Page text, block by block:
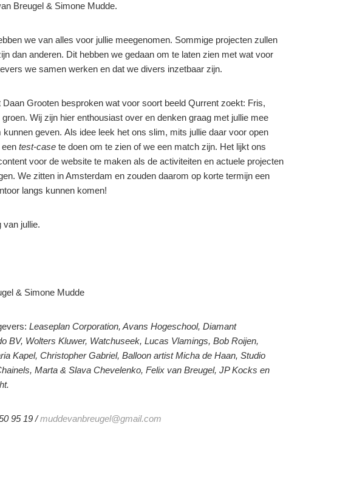
Breugel & Simone Mudde.
we van alles voor jullie meegenomen. Sommige projecten zullen
dan anderen. Dit hebben we gedaan om te laten zien met wat voor
we samen werken en dat we divers inzetbaar zijn.
Daan Grooten besproken wat voor soort beeld Qurrent zoekt: Fris,
groen. Wij zijn hier enthousiast over en denken graag met jullie mee
kunnen geven. Als idee leek het ons slim, mits jullie daar voor open
test-casete doen om te zien of we een match zijn. Het lijkt ons
voor de website te maken als de activiteiten en actuele projecten
We zitten in Amsterdam en zouden daarom op korte termijn een
langs kunnen komen!
van jullie.
& Simone Mudde
Leaseplan Corporation, Avans Hogeschool, Diamant
BV, Wolters Kluwer, Watchuseek, Lucas Vlamings, Bob Roijen,
Kapel, Christopher Gabriel, Balloon artist Micha de Haan, Studio
Marta & Slava Chevelenko, Felix van Breugel, JP Kocks en
95 19 /muddevanbreugel@gmail.com